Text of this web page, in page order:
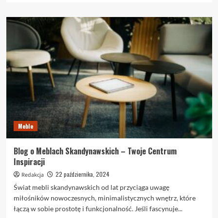
o
Ściągaczka
do
okien
wybrać
najlepszą?
Meble
Blog o Meblach Skandynawskich – Twoje Centrum
Inspiracji
Redakcja
22 października, 2024
Świat mebli skandynawskich od lat przyciąga uwagę
miłośników nowoczesnych, minimalistycznych wnętrz, które
łączą w sobie prostotę i funkcjonalność. Jeśli fascynuje...